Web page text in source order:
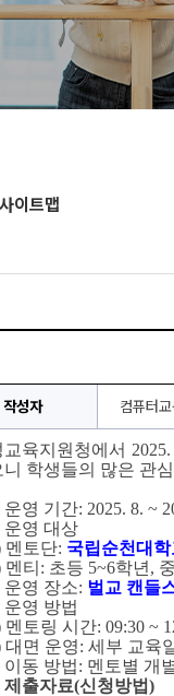
사이트맵
작성자 컴퓨터
교육지원청에서 2025.
니 학생들의 많은 관
운영 기간: 2025. 8. ~
운영 대상
멘토단: 국립순천대
멘티 : 초등 5~6학년 , 중
운영 장소: 벌교 캔들
운영 방법
멘토링 시간: 09:30 ~
대면 운영: 세부 교육
이동 방법: 멘토별 개
제출자료(신청방법)